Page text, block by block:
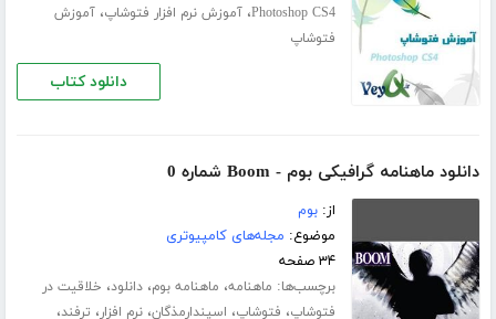
Photoshop CS4،آموزش نرم افزار فتوشاپ،آموزش
فتوشاپ
دانلود کتاب
دانلود ماهنامه گرافیکی بوم - Boom شماره 0
از:بوم
موضوع: مجله‌های کامپیوتری
۳۴ صفحه
برچسب‌ها: ماهنامه، ماهنامه بوم،دانلود، خلاقیت در
فتوشاپ، فتوشاپ، اسپندارمذگان،نرم افزار، ترفند،